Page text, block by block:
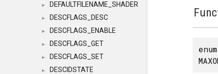
► DEFAULTFILENAME_SHADER
► DESCFLAGS_DESC
► DESCFLAGS_ENABLE
► DESCFLAGS_GET
► DESCFLAGS_SET
► DESCIDSTATE